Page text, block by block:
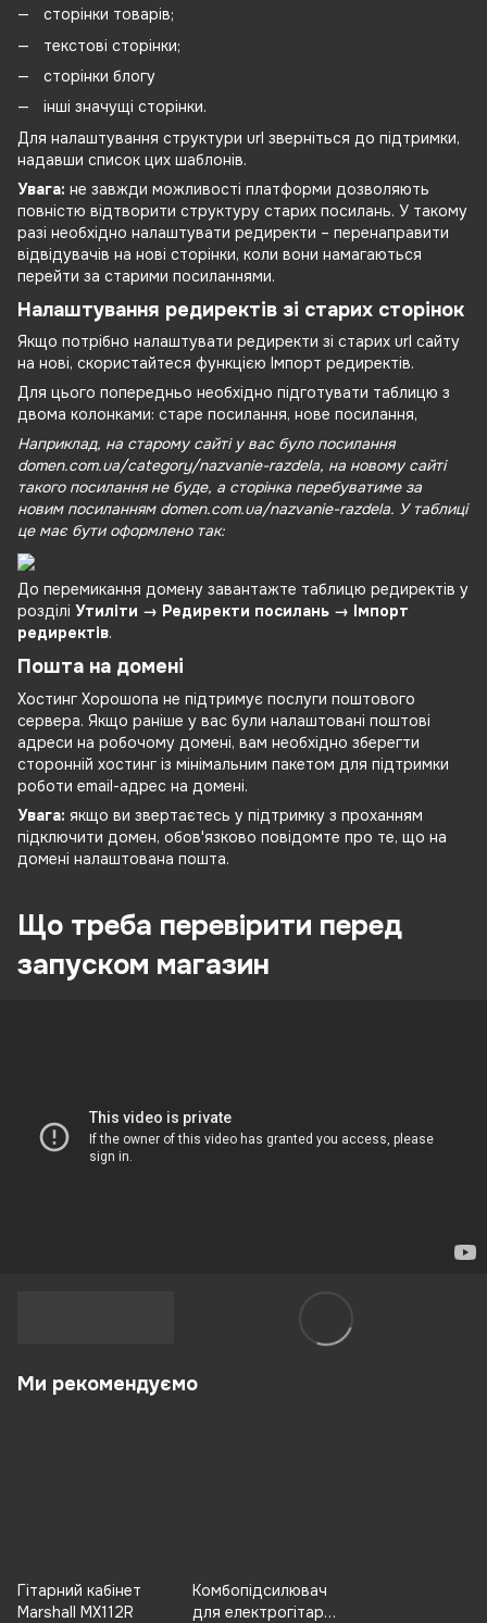
сторінки товарів;
текстові сторінки;
сторінки блогу
інші значущі сторінки.
Для налаштування структури url зверніться до підтримки,
надавши список цих шаблонів.
Увага: не завжди можливості платформи дозволяють
повністю відтворити структуру старих посилань. У такому
разі необхідно налаштувати редиректи – перенаправити
відвідувачів на нові сторінки, коли вони намагаються
перейти за старими посиланнями.
Налаштування редиректів зі старих сторінок
Якщо потрібно налаштувати редиректи зі старих url сайту
на нові, скористайтеся функцією Імпорт редиректів.
Для цього попередньо необхідно підготувати таблицю з
двома колонками: старе посилання, нове посилання,
Наприклад, на старому сайті у вас було посилання
domen.com.ua/category/nazvanie-razdela, на новому сайті
такого посилання не буде, а сторінка перебуватиме за
новим посиланням domen.com.ua/nazvanie-razdela. У таблиці
це має бути оформлено так:
До перемикання домену завантажте таблицю редиректів у
розділі Утиліти → Редиректи посилань → Імпорт
редиректів.
Пошта на домені
Хостинг Хорошопа не підтримує послуги поштового
сервера. Якщо раніше у вас були налаштовані поштові
адреси на робочому домені, вам необхідно зберегти
сторонній хостинг із мінімальним пакетом для підтримки
роботи email-адрес на домені.
Увага: якщо ви звертаєтесь у підтримку з проханням
підключити домен, обов'язково повідомте про те, що на
домені налаштована пошта.
Що треба перевірити перед
запуском магазин
Ми рекомендуємо
Гітарний кабінет
Marshall MX112R
Комбопідсилювач
для електрогітар